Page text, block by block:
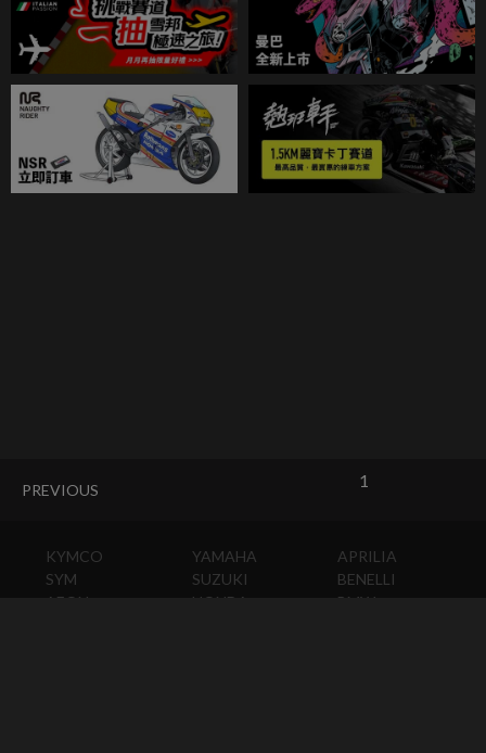
PREVIOUS 1
KYMCO
SYM
AEON
YAMAHA
SUZUKI
HONDA
APRILIA
BENELLI
BMW